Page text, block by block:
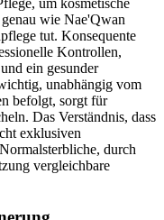
um kosmetische
wie Nae'Qwan
tut. Konsequente
Kontrollen,
ein gesunder
unabhängig vom
befolgt, sorgt für
Das Verständnis, dass
exklusiven
durch
vergleichbare